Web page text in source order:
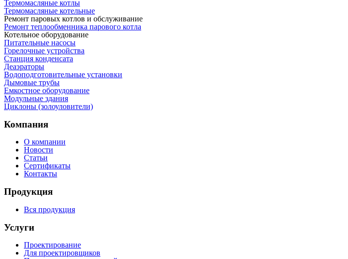
Термомасляные котлы
Термомасляные котельные
Ремонт паровых котлов и обслуживание
Ремонт теплообменника парового котла
Котельное оборудование
Питательные насосы
Горелочные устройства
Станция конденсата
Деаэраторы
Водоподготовительные установки
Дымовые трубы
Емкостное оборудование
Mодульные здания
Циклоны (золоуловители)
Компания
О компании
Новости
Статьи
Сертификаты
Контакты
Продукция
Вся продукция
Услуги
Проектирование
Для проектировщиков